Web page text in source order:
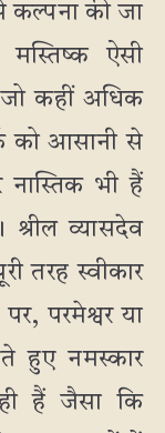
कल्पना की जा
ऐसी
कहीं अधिक
को आसानी से
नास्तिक भी हैं
व्यासदेव
तरह स्वीकार
परमेश्वर या
हुए नमस्कार
हैं जैसा कि